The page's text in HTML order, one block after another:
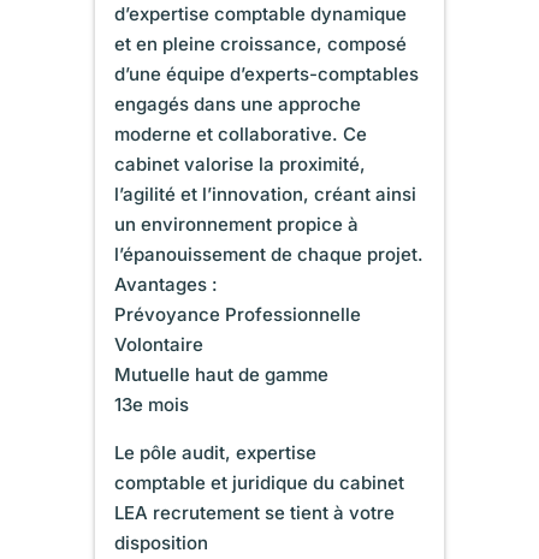
d’expertise comptable dynamique
et en pleine croissance, composé
d’une équipe d’experts-comptables
engagés dans une approche
moderne et collaborative. Ce
cabinet valorise la proximité,
l’agilité et l’innovation, créant ainsi
un environnement propice à
l’épanouissement de chaque projet.
Avantages :
Prévoyance Professionnelle
Volontaire
Mutuelle haut de gamme
13e mois
Le pôle audit, expertise
comptable et juridique du cabinet
LEA recrutement se tient à votre
disposition